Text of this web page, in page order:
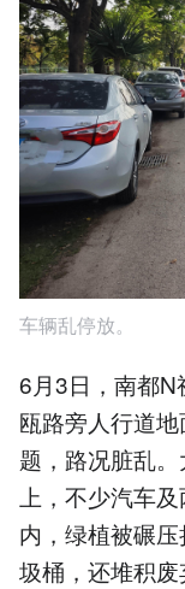
车辆乱停放。
6月3日，南都N
瓯路旁人行道
题，路况脏乱
上，不少汽车
内，绿植被碾
圾桶，还堆积